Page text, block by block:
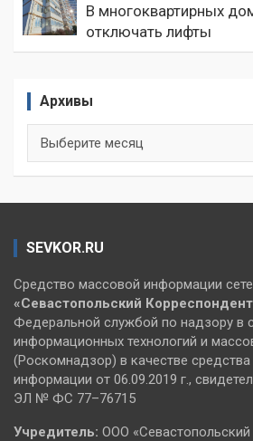
В многоквартирных
отключать лифты
Архивы
SEVKOR.RU
Средство массовой информации
«Севастопольский
Федеральной службой по надзору в
информационных технологий и
(Роскомнадзор) в качестве
информации от 06.09.2019 г.,
ЭЛ № ФС 77–76715
Учредитель: ООО